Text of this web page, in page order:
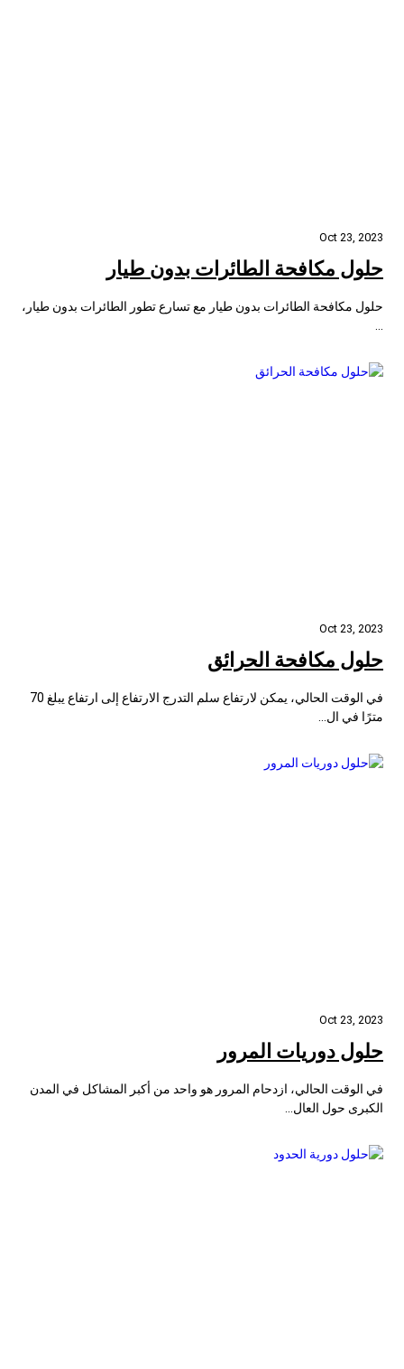
Oct 23, 2023
حلول مكافحة الطائرات بدون طيار
حلول مكافحة الطائرات بدون طيار مع تسارع تطور الطائرات بدون طيار،
Oct 23, 2023
حلول مكافحة الحرائق
في الوقت الحالي، يمكن لارتفاع سلم التدرج الارتفاع إلى ارتفاع يبلغ 70
مترًا في ال...
Oct 23, 2023
حلول دوريات المرور
في الوقت الحالي، ازدحام المرور هو واحد من أكبر المشاكل في المدن
الكبرى حول العال...